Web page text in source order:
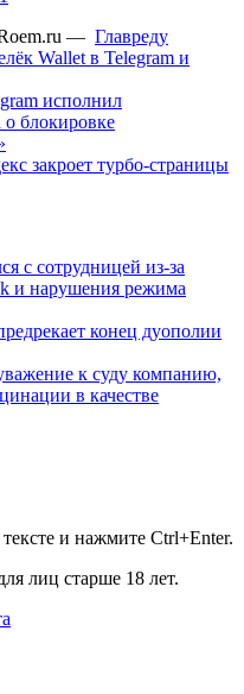
— Главреду
Wallet в Telegram и
исполнил
блокировке
закроет турбо-страницы
с сотрудницей из-за
и нарушения режима
конец дуополии
к суду компанию,
в качестве
и нажмите Ctrl+Enter.
лиц старше 18 лет.